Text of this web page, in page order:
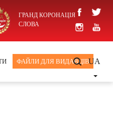
ГРАНД КОРОНАЦІЯ
СЛОВА
ФАЙЛИ ДЛЯ ВИДАВЦІВUA